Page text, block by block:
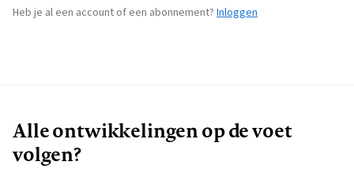
Heb je al een account of een abonnement? Inloggen
Alle ontwikkelingen op de voet
volgen?